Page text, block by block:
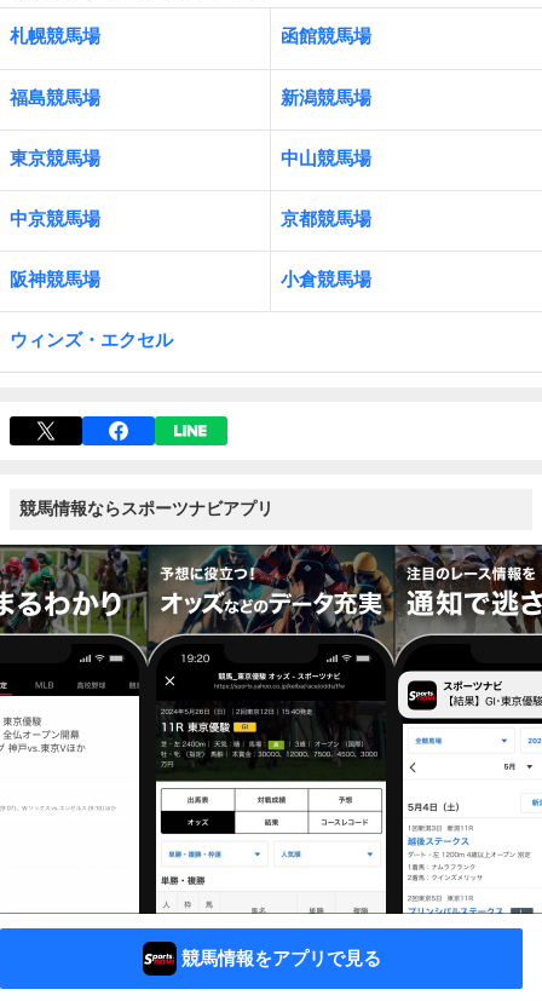
札幌競馬場 函館競馬場
福島競馬場 新潟競馬場
東京競馬場 中山競馬場
中京競馬場 京都競馬場
阪神競馬場 小倉競馬場
ウィンズ・エクセル
競馬情報ならスポーツナビアプリ
競馬情報をアプリで見る